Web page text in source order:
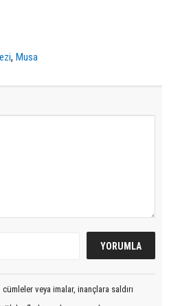
,Musa
veya imalar, inançlara saldırı